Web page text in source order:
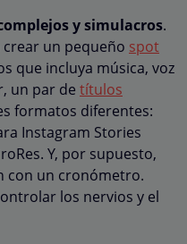
y simulacros.
un pequeño spot
que incluya música, voz
un par de títulos
formatos diferentes:
Instagram Stories
Y, por supuesto,
con un cronómetro.
los nervios y el